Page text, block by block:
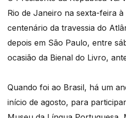
Rio de Janeiro na sexta-feira
centenário da travessia do
depois em São Paulo, entre
ocasião da Bienal do Livro,
Quando foi ao Brasil, há um
início de agosto, para